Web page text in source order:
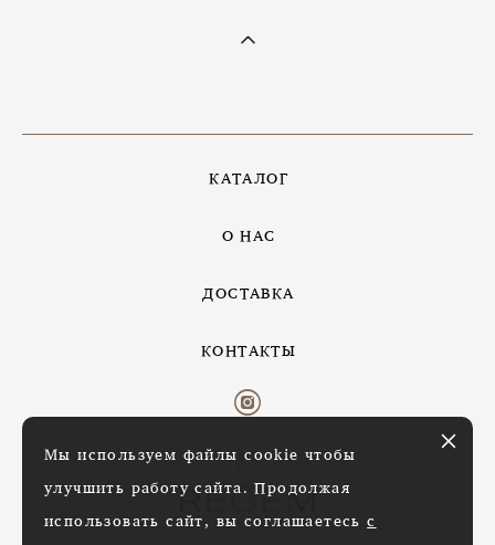
КАТАЛОГ
О НАС
ДОСТАВКА
КОНТАКТЫ
Мы используем файлы cookie чтобы
улучшить работу сайта. Продолжая
использовать сайт, вы соглашаетесьс